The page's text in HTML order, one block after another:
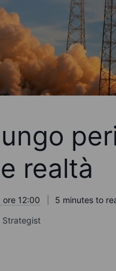
realtà
ore 12:00
5 minutes to
Strategist